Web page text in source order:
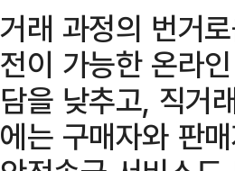
거래 과정의 번거
전이 가능한 온라
담을 낮추고, 직거
에는 구매자와 판